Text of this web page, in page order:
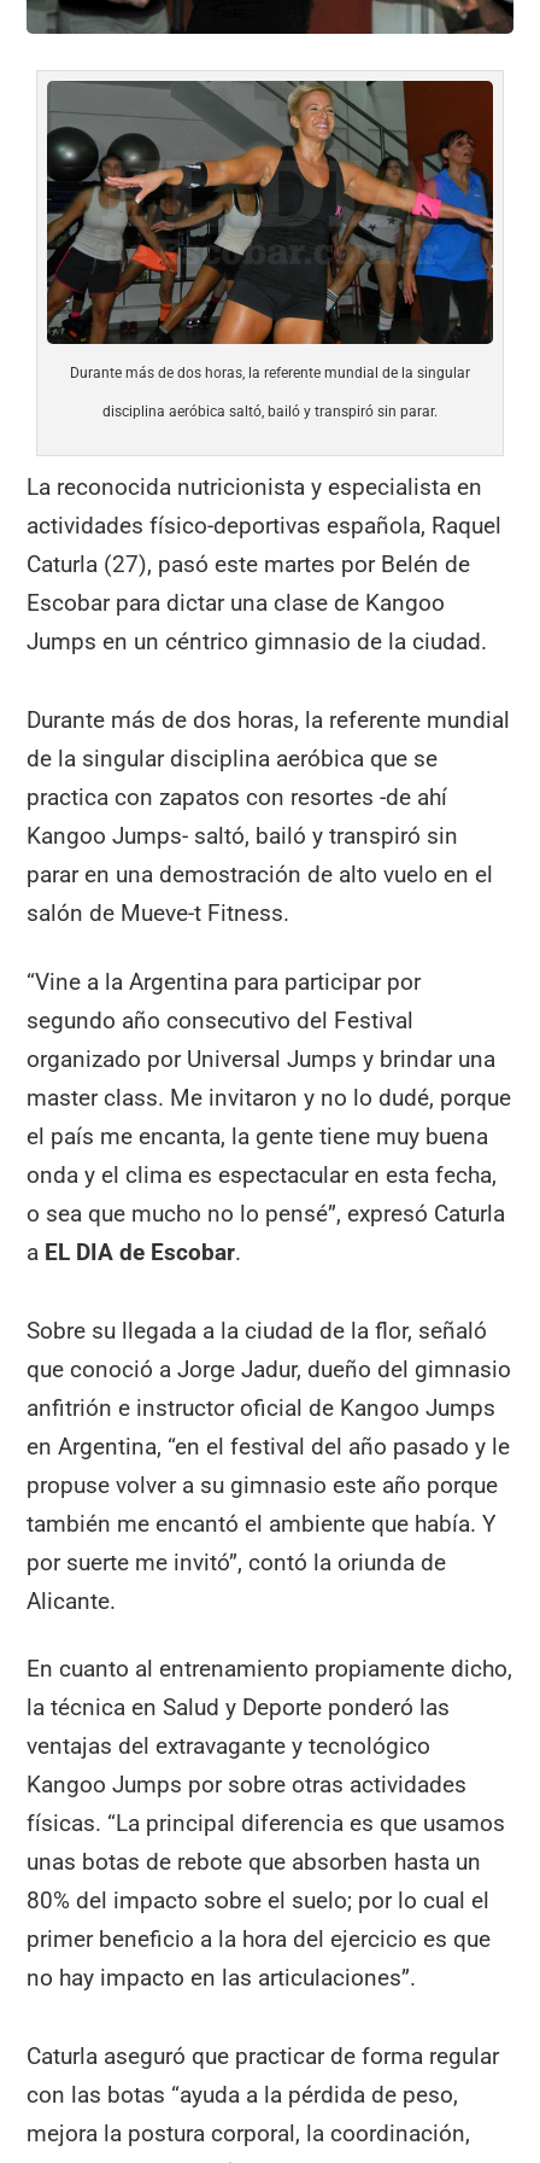
Durante más de dos horas, la referente mundial de la singular
disciplina aeróbica saltó, bailó y transpiró sin parar.
La reconocida nutricionista y especialista en
actividades físico-deportivas española, Raquel
Caturla (27), pasó este martes por Belén de
Escobar para dictar una clase de Kangoo
Jumps en un céntrico gimnasio de la ciudad.
Durante más de dos horas, la referente mundial
de la singular disciplina aeróbica que se
practica con zapatos con resortes -de ahí
Kangoo Jumps- saltó, bailó y transpiró sin
parar en una demostración de alto vuelo en el
salón de Mueve-t Fitness.
“Vine a la Argentina para participar por
segundo año consecutivo del Festival
organizado por Universal Jumps y brindar una
master class. Me invitaron y no lo dudé, porque
el país me encanta, la gente tiene muy buena
onda y el clima es espectacular en esta fecha,
o sea que mucho no lo pensé”, expresó Caturla
a EL DIA de Escobar.
Sobre su llegada a la ciudad de la flor, señaló
que conoció a Jorge Jadur, dueño del gimnasio
anfitrión e instructor oficial de Kangoo Jumps
en Argentina, “en el festival del año pasado y le
propuse volver a su gimnasio este año porque
también me encantó el ambiente que había. Y
por suerte me invitó”, contó la oriunda de
Alicante.
En cuanto al entrenamiento propiamente dicho,
la técnica en Salud y Deporte ponderó las
ventajas del extravagante y tecnológico
Kangoo Jumps por sobre otras actividades
físicas. “La principal diferencia es que usamos
unas botas de rebote que absorben hasta un
80% del impacto sobre el suelo; por lo cual el
primer beneficio a la hora del ejercicio es que
no hay impacto en las articulaciones”.
Caturla aseguró que practicar de forma regular
con las botas “ayuda a la pérdida de peso,
mejora la postura corporal, la coordinación,